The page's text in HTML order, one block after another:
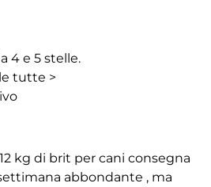
4 e 5 stelle.
tutte >
kg di brit per cani consegna
abbondante , ma